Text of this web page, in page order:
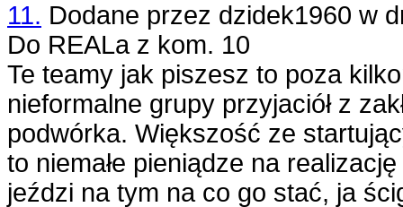
11. Dodane przez dzidek1960 w
Do REALa z kom. 10
Te teamy jak piszesz to poza
nieformalne grupy przyjaciół z
podwórka. Większość ze
to niemałe pieniądze na
jeździ na tym na co go stać, ja